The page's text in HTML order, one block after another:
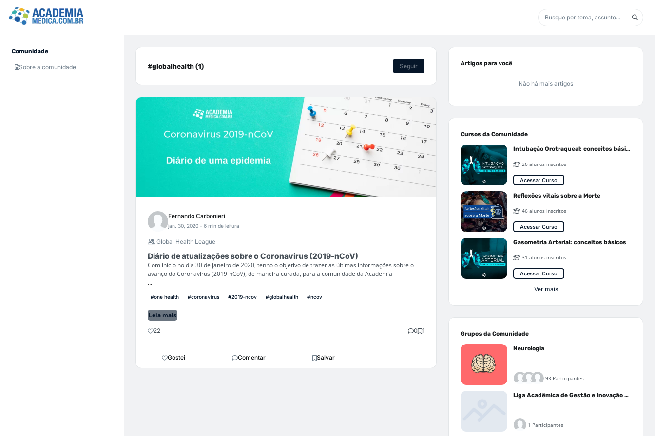
Comunidade
Sobre a comunidade #globalhealth (1) Seguir
Fernando Carbonieri
jan. 30, 2020 - 6 min de leitura
Global Health League
Diário de atualizações sobre o Coronavirus (2019-nCoV)
Com início no dia 30 de janeiro de 2020, tenho o objetivo de trazer as últimas informações sobre o
avanço do Coronavirus (2019-nCoV), de maneira curada, para a comunidade da Academia
...
#one health #coronavírus #2019-ncov #globalhealth #ncov
Leia mais
22 0 1
Gostei Comentar Salvar
Artigos para você
Não há mais artigos
Cursos da Comunidade
Intubação Orotraqueal: conceitos básicos
26 alunos inscritos
Acessar Curso
Reflexões vitais sobre a Morte
46 alunos inscritos
Acessar Curso
Gasometria Arterial: conceitos básicos
31 alunos inscritos
Acessar Curso
Ver mais
Grupos da Comunidade
Neurologia
93 Participantes
Liga Acadêmica de Gestão e Inovação Médica - LAGIM
1 Participantes